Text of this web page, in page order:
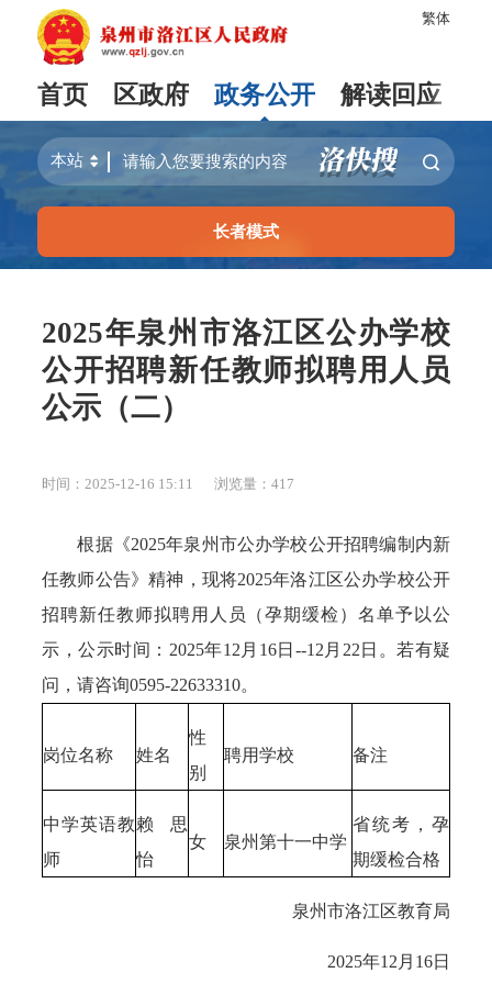
繁体
首页 区政府 政务公开 解读回应
长者模式
2025年泉州市洛江区公办学校
公开招聘新任教师拟聘用人员
公示（二）
时间：2025-12-16 15:11 浏览量： 417
根据《2025年泉州市公办学校公开招聘编制内新
任教师公告》精神，现将2025年洛江区公办学校公开
招聘新任教师拟聘用人员（孕期缓检）名单予以公
示，公示时间：2025年12月16日--12月22日。若有疑
问，请咨询0595-22633310。
岗位名称 姓名
性
别
聘用学校 备注
中学英语教
师
赖思
怡
女 泉州第十一中学
省统考，孕
期缓检合格
泉州市洛江区教育局
2025年12月16日